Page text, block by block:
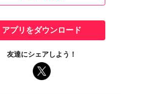
アプリをダウンロード
友達にシェアしよう！